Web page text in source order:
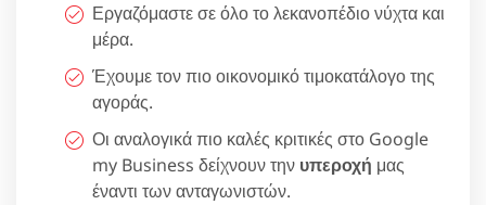
Εργαζόμαστε σε όλο το λεκανοπέδιο νύχτα και
μέρα.
Έχουμε τον πιο οικονομικό τιμοκατάλογο της
αγοράς.
Οι αναλογικά πιο καλές κριτικές στο Google
my Business δείχνουν την υπεροχή μας
έναντι των ανταγωνιστών.